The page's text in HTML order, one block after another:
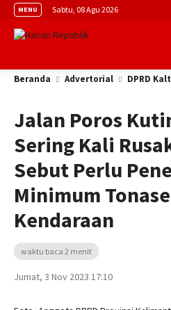
MENU Sabtu, 08 Agu 2026
Beranda Advertorial DPRD
Jalan Poros
Sering Kali
Sebut Perlu
Minimum
Kendaraan
waktu baca 2 menit
Jumat, 3 Nov 2023 17:10